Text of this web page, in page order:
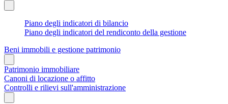
Piano degli indicatori di bilancio
Piano degli indicatori del rendiconto della gestione
Beni immobili e gestione patrimonio
Patrimonio immobiliare
Canoni di locazione o affitto
Controlli e rilievi sull'amministrazione